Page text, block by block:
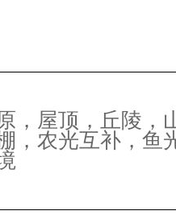
，屋顶，丘陵，
，农光互补，鱼